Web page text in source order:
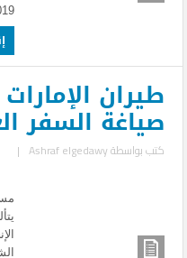
صياغة السفر
كتب بواسطةAshraf elgedawy
|